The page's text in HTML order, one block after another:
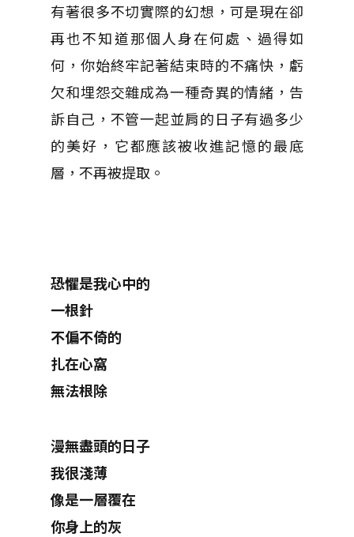
有著很多不切實際的幻想，可是現在卻
再也不知道那個人身在何處、過得如
何，你始終牢記著結束時的不痛快，虧
欠和埋怨交雜成為一種奇異的情緒，告
訴自己，不管一起並肩的日子有過多少
的美好，它都應該被收進記憶的最底
層，不再被提取。
恐懼是我心中的
一根針
不偏不倚的
扎在心窩
無法根除
漫無盡頭的日子
我很淺薄
像是一層覆在
你身上的灰